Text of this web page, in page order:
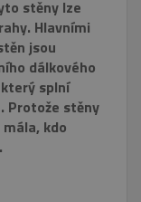
stěny lze
Hlavními
jsou
dálkového
splní
Protože stěny
kdo